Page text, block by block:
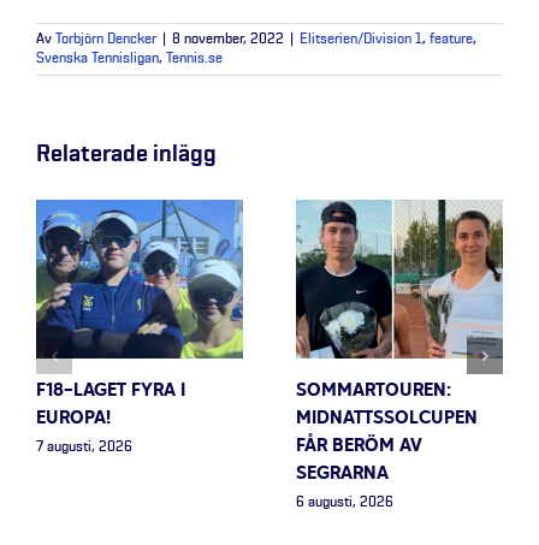
Av Torbjörn Dencker 8 november, 2022 Elitserien/Division 1, feature,
Svenska Tennisligan, Tennis.se
Relaterade inlägg
F18-LAGET FYRA I
EUROPA!
7 augusti, 2026
SOMMARTOUREN:
MIDNATTSSOLCUPEN
FÅR BERÖM AV
SEGRARNA
6 augusti, 2026